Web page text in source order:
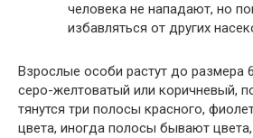
человека не нападают, но
избавляться от других
Взрослые особи растут до размера
серо-желтоватый или коричневый,
тянутся три полосы красного,
цвета, иногда полосы бывают